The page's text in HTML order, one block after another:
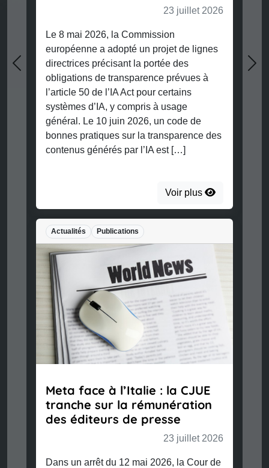
23 juillet 2026
Le 8 mai 2026, la Commission
européenne a adopté un projet de lignes
directrices précisant la portée des
obligations de transparence prévues à
l’article 50 de l’IA Act pour certains
systèmes d’IA, y compris à usage
général. Le 10 juin 2026, un code de
bonnes pratiques sur la transparence des
contenus générés par l’IA est […]
Voir plus
Actualités Publications
Meta face à l’Italie : la CJUE
tranche sur la rémunération
des éditeurs de presse
23 juillet 2026
Dans un arrêt du 12 mai 2026, la Cour de
Previous